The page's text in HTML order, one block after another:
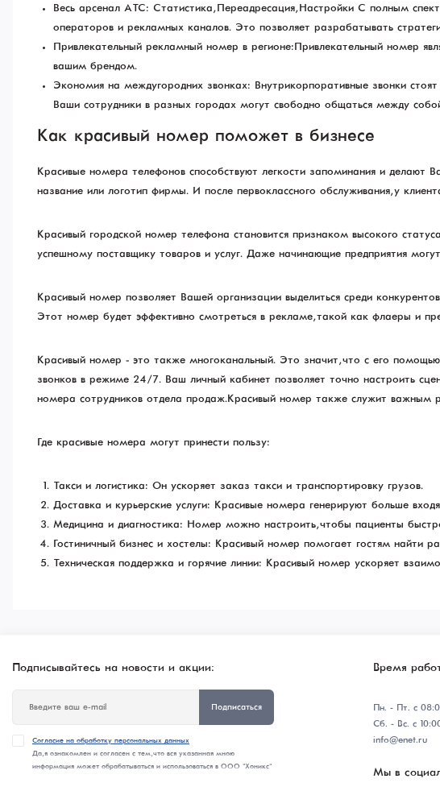
Весь арсенал АТС: Статистика, Переадресация, Настройки С полным
операторов и рекламных каналов. Это позволяет разрабатывать
Привлекательный рекламный номер в регионе: Привлекательный номер
вашим брендом.
Экономия на междугородних звонках: Внутрикорпоративные звонки
Ваши сотрудники в разных городах могут свободно общаться между
Как красивый номер поможет в бизнесе
Красивые номера телефонов способствуют легкости запоминания и
название или логотип фирмы. И после первоклассного обслуживания, у
Красивый городской номер телефона становится признаком высокого
успешному поставщику товаров и услуг. Даже начинающие предприятия
Красивый номер позволяет Вашей организации выделиться среди
Этот номер будет эффективно смотреться в рекламе, такой как флаеры и
Красивый номер - это также многоканальный. Это значит, что с его
звонков в режиме 24/7. Ваш личный кабинет позволяет точно настроить
номера сотрудников отдела продаж. Красивый номер также служит важным
Где красивые номера могут принести пользу:
Такси и логистика: Он ускоряет заказ такси и транспортировку грузов.
Доставка и курьерские услуги: Красивые номера генерируют больше
Медицина и диагностика: Номер можно настроить, чтобы пациенты
Гостиничный бизнес и хостелы: Красивый номер помогает гостям найти
Техническая поддержка и горячие линии: Красивый номер ускоряет
Подписывайтесь на новости и акции:
Подписаться
Согласие на обработку персональных данных
Да, я ознакомлен и согласен с тем, что вся указанная мною
информация может обрабатываться и использоваться в ООО "Хоникс"
Время
Пн. - Пт. с
Сб. - Вс. с
info@enet.ru
Мы в